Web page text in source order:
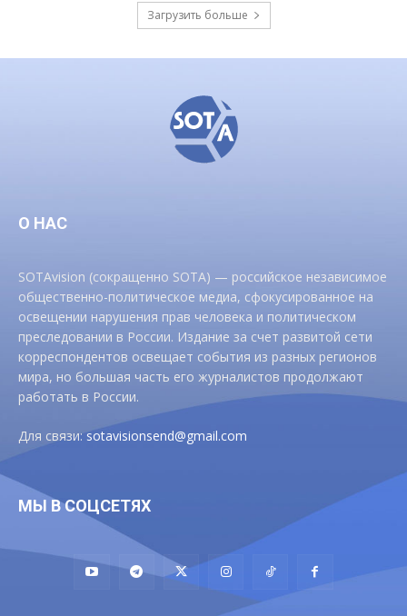
Загрузить больше
О НАС
SOTAvision (сокращенно SOTA) — российское независимое
общественно-политическое медиа, сфокусированное на
освещении нарушения прав человека и политическом
преследовании в России. Издание за счет развитой сети
корреспондентов освещает события из разных регионов
мира, но большая часть его журналистов продолжают
работать в России.
Для связи:sotavisionsend@gmail.com
МЫ В СОЦСЕТЯХ